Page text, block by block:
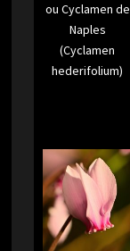
ou Cyclamen de
Naples
(Cyclamen
hederifolium)